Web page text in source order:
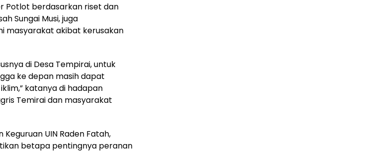
Potlot berdasarkan riset dan
Sungai Musi, juga
masyarakat akibat kerusakan
di Desa Tempirai, untuk
ke depan masih dapat
katanya di hadapan
Temirai dan masyarakat
Keguruan UIN Raden Fatah,
betapa pentingnya peranan